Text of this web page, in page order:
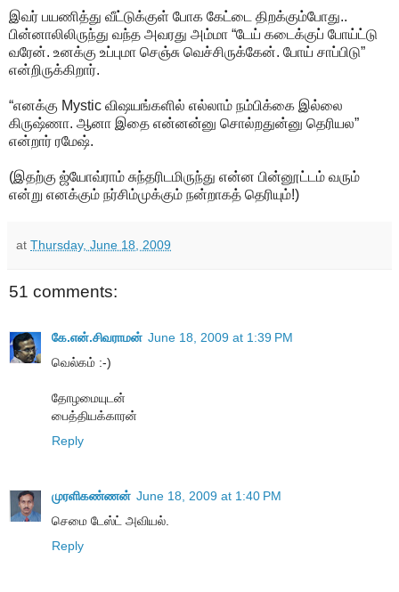
இவர் பயணித்து வீட்டுக்குள் போக கேட்டை திறக்கும்போது..
பின்னாலிலிருந்து வந்த அவரது அம்மா “டேய் கடைக்குப் போய்ட்டு
வரேன். உனக்கு உப்புமா செஞ்சு வெச்சிருக்கேன். போய் சாப்பிடு”
என்றிருக்கிறார்.
“எனக்கு Mystic விஷயங்களில் எல்லாம் நம்பிக்கை இல்லை
கிருஷ்ணா. ஆனா இதை என்னன்னு சொல்றதுன்னு தெரியல”
என்றார் ரமேஷ்.
(இதற்கு ஜ்யோவ்ராம் சுந்தரிடமிருந்து என்ன பின்னூட்டம் வரும்
என்று எனக்கும் நர்சிம்முக்கும் நன்றாகத் தெரியும்!)
at Thursday, June 18, 2009
51 comments:
கே.என்.சிவராமன் June 18, 2009 at 1:39 PM
வெல்கம் :-)
தோழமையுடன்
பைத்தியக்காரன்
Reply
முரளிகண்ணன் June 18, 2009 at 1:40 PM
செமை டேஸ்ட் அவியல்.
Reply